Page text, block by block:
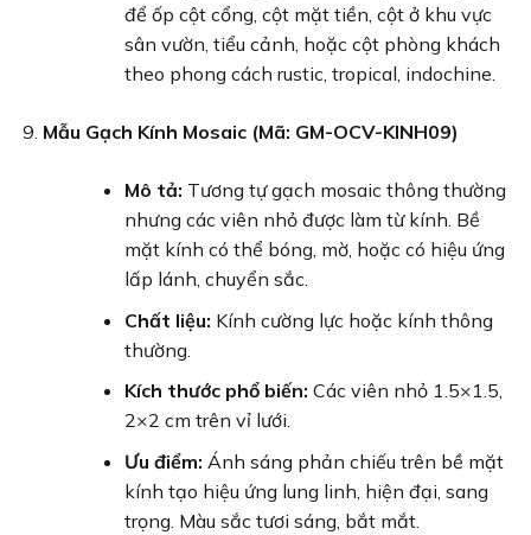
để ốp cột cổng, cột mặt tiền, cột ở khu vực
sân vườn, tiểu cảnh, hoặc cột phòng khách
theo phong cách rustic, tropical, indochine.
Mẫu Gạch Kính Mosaic (Mã: GM-OCV-KINH09)
Mô tả: Tương tự gạch mosaic thông thường
nhưng các viên nhỏ được làm từ kính. Bề
mặt kính có thể bóng, mờ, hoặc có hiệu ứng
lấp lánh, chuyển sắc.
Chất liệu: Kính cường lực hoặc kính thông
thường.
Kích thước phổ biến: Các viên nhỏ 1.5×1.5,
2×2 cm trên vỉ lưới.
Ưu điểm: Ánh sáng phản chiếu trên bề mặt
kính tạo hiệu ứng lung linh, hiện đại, sang
trọng. Màu sắc tươi sáng, bắt mắt.